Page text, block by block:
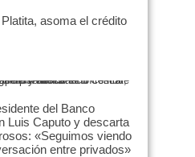
asoma el crédito
del Banco
Luis Caputo y descarta
«Seguimos viendo
entre privados»